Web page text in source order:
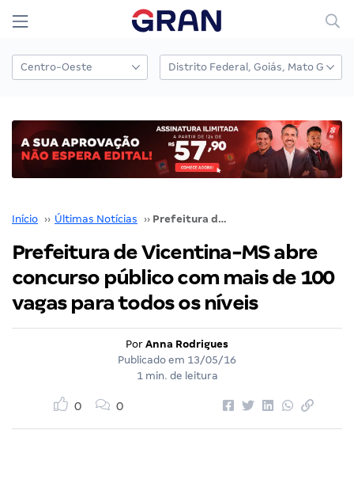
Início ›› Últimas Notícias ›› Prefeitura de Vicentina-MS abre concurso público com mais de 100 vagas para todos os níveis
Prefeitura de Vicentina-MS abre
concurso público com mais de 100
vagas para todos os níveis
Por Anna Rodrigues
Publicado em 13/05/16
1 min. de leitura
0 0